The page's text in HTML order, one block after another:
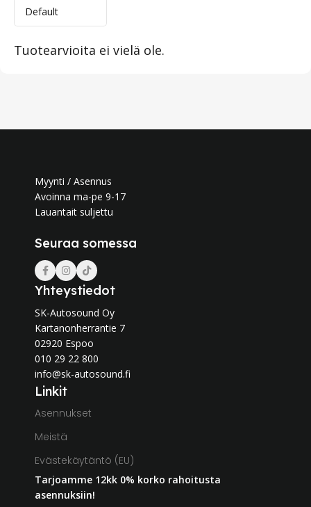
Tuotearvioita ei vielä ole.
Myynti / Asennus
Avoinna ma-pe 9-17
Lauantait suljettu
Seuraa somessa
Yhteystiedot
SK-Autosound Oy
Kartanonherrantie 7
02920 Espoo
010 29 22 800
info@sk-autosound.fi
Linkit
Asennukset
Meistä
Evästekäytäntö (EU)
Tarjoamme 12kk 0% korko rahoitusta
asennuksiin!